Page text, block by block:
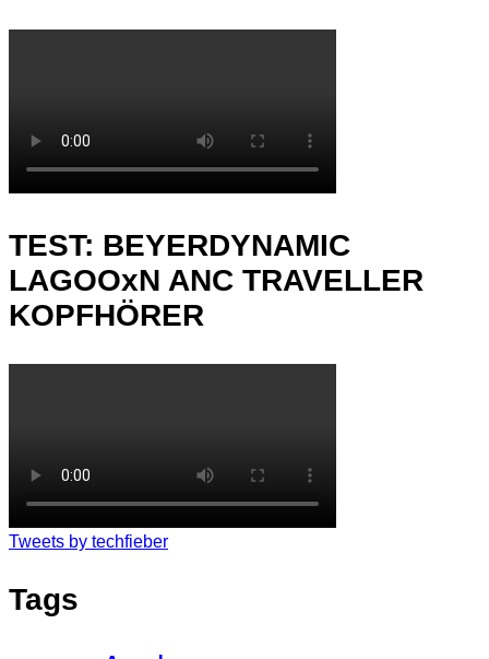
TEST: BEYERDYNAMIC
LAGOOxN ANC TRAVELLER
KOPFHÖRER
Tweets by techfieber
Tags